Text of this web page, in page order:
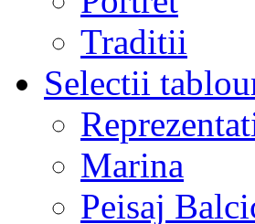
Traditii
Selectii
Marina
Peisaj